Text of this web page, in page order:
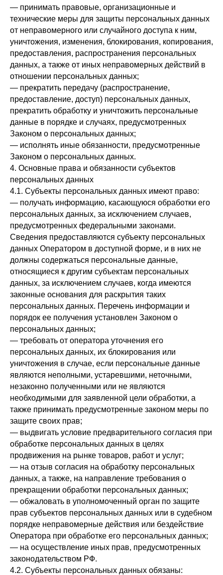
— принимать правовые, организационные и
технические меры для защиты персональных данных
от неправомерного или случайного доступа к ним,
уничтожения, изменения, блокирования, копирования,
предоставления, распространения персональных
данных, а также от иных неправомерных действий в
отношении персональных данных;
— прекратить передачу (распространение,
предоставление, доступ) персональных данных,
прекратить обработку и уничтожить персональные
данные в порядке и случаях, предусмотренных
Законом о персональных данных;
— исполнять иные обязанности, предусмотренные
Законом о персональных данных.
4. Основные права и обязанности субъектов
персональных данных
4.1. Субъекты персональных данных имеют право:
— получать информацию, касающуюся обработки его
персональных данных, за исключением случаев,
предусмотренных федеральными законами.
Сведения предоставляются субъекту персональных
данных Оператором в доступной форме, и в них не
должны содержаться персональные данные,
относящиеся к другим субъектам персональных
данных, за исключением случаев, когда имеются
законные основания для раскрытия таких
персональных данных. Перечень информации и
порядок ее получения установлен Законом о
персональных данных;
— требовать от оператора уточнения его
персональных данных, их блокирования или
уничтожения в случае, если персональные данные
являются неполными, устаревшими, неточными,
незаконно полученными или не являются
необходимыми для заявленной цели обработки, а
также принимать предусмотренные законом меры по
защите своих прав;
— выдвигать условие предварительного согласия при
обработке персональных данных в целях
продвижения на рынке товаров, работ и услуг;
— на отзыв согласия на обработку персональных
данных, а также, на направление требования о
прекращении обработки персональных данных;
— обжаловать в уполномоченный орган по защите
прав субъектов персональных данных или в судебном
порядке неправомерные действия или бездействие
Оператора при обработке его персональных данных;
— на осуществление иных прав, предусмотренных
законодательством РФ.
4.2. Субъекты персональных данных обязаны: